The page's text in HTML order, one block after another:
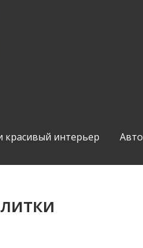
красивый интерьер Авто